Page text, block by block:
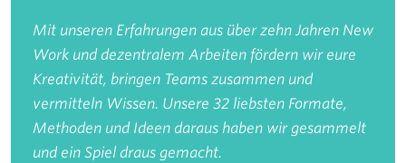
Mit unseren Erfahrungen aus über zehn Jahren New
Work und dezentralem Arbeiten fördern wir eure
Kreativität, bringen Teams zusammen und
vermitteln Wissen. Unsere 32 liebsten Formate,
Methoden und Ideen daraus haben wir gesammelt
und ein Spiel draus gemacht.